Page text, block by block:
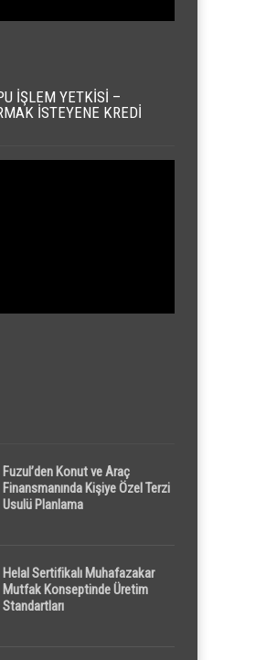
İŞLEM YETKISI –
İSTEYENE KREDI
Fuzul’den Konut ve Araç
Finansmanında Kişiye Özel Terzi
Usulü Planlama
Helal Sertifikalı Muhafazakar
Mutfak Konseptinde Üretim
Standartları